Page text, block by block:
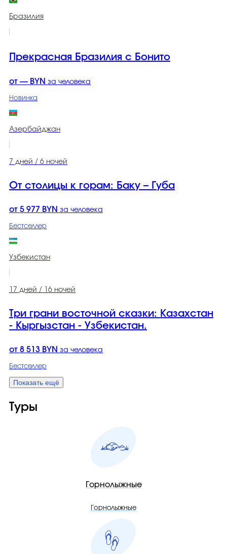
Бразилия
Прекрасная Бразилия с Бонито
от — BYN за человека
Новинка
Азербайджан
7 дней / 6 ночей
От столицы к горам: Баку – Губа
от 5 977 BYN за человека
Бестселлер
Узбекистан
17 дней / 16 ночей
Три грани восточной сказки: Казахстан
- Кыргызстан - Узбекистан.
от 8 513 BYN за человека
Бестселлер
Показать ещё
Туры
Горнолыжные
Горнолыжные